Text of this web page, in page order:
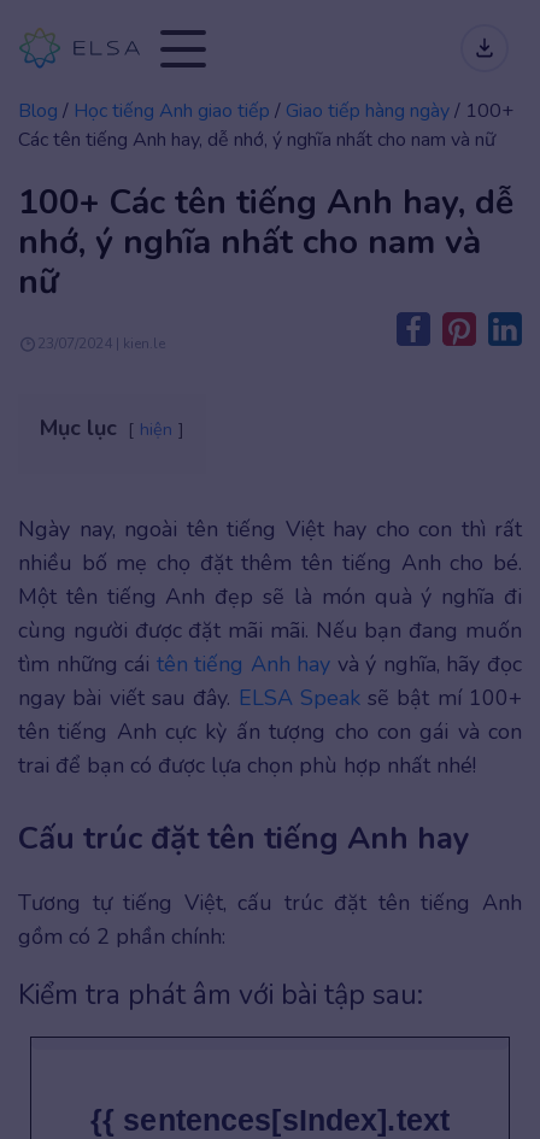
Blog / Học tiếng Anh giao tiếp / Giao tiếp hàng ngày/ 100+
Các tên tiếng Anh hay, dễ nhớ, ý nghĩa nhất cho nam và nữ
100+ Các tên tiếng Anh hay, dễ
nhớ, ý nghĩa nhất cho nam và
nữ
23/07/2024 | kien.le
Mục lục hiện
Ngày nay, ngoài tên tiếng Việt hay cho con thì rất
nhiều bố mẹ chọ đặt thêm tên tiếng Anh cho bé.
Một tên tiếng Anh đẹp sẽ là món quà ý nghĩa đi
cùng người được đặt mãi mãi. Nếu bạn đang muốn
tìm những cái tên tiếng Anh hay và ý nghĩa, hãy đọc
ngay bài viết sau đây. ELSA Speaksẽ bật mí 100+
tên tiếng Anh cực kỳ ấn tượng cho con gái và con
trai để bạn có được lựa chọn phù hợp nhất nhé!
Cấu trúc đặt tên tiếng Anh hay
Tương tự tiếng Việt, cấu trúc đặt tên tiếng Anh
gồm có 2 phần chính:
Kiểm tra phát âm với bài tập sau:
{{ sentences[sIndex].text